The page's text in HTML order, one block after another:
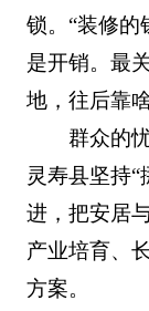
锁。“装修的
是开销。最
地，往后靠
群众的
灵寿县坚持“
进，把安居
产业培育、
方案。